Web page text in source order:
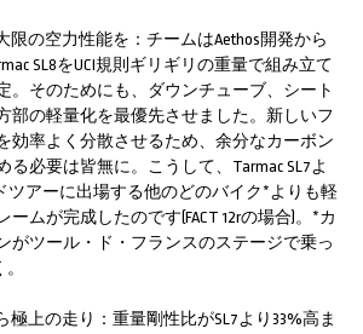
限の空力性能を：チームはAethos開発から
SL8をUCI規則ギリギリの重量で組み立て
。そのためにも、ダウンチューブ、シート
部の軽量化を最優先させました。新しいフ
効率よく分散させるため、余分なカーボン
る必要は皆無に。こうして、Tarmac SL7よ
ツアーに出場する他のどのバイク*よりも軽
ームが完成したのです(FACT 12rの場合)。*カ
がツール・ド・フランスのステージで乗っ
極上の走り：重量剛性比がSL7より33%高ま